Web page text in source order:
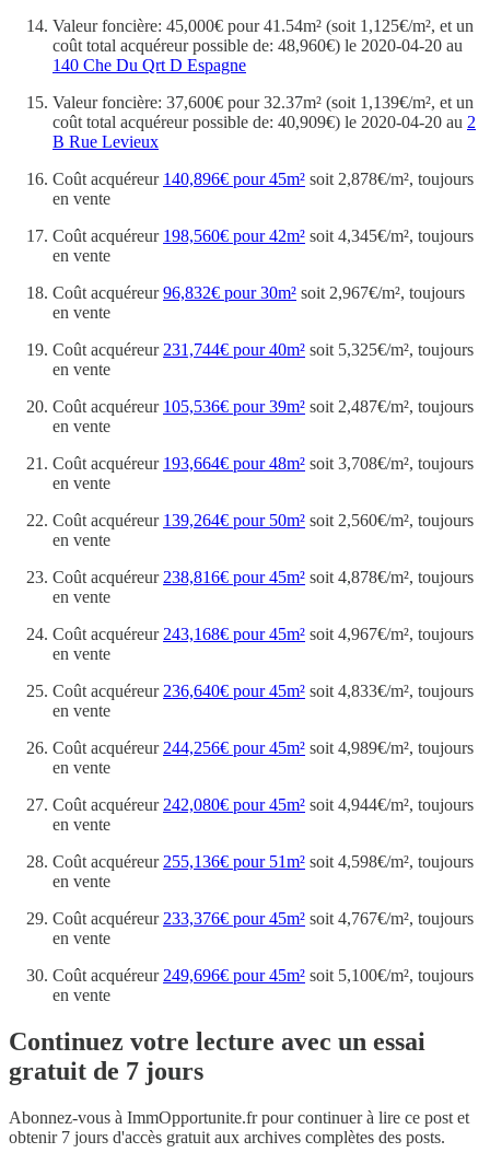
Valeur foncière: 45,000€ pour 41.54m² (soit 1,125€/m², et un
coût total acquéreur possible de: 48,960€) le 2020-04-20 au
140 Che Du Qrt D Espagne
Valeur foncière: 37,600€ pour 32.37m² (soit 1,139€/m², et un
coût total acquéreur possible de: 40,909€) le 2020-04-20 au 2
B Rue Levieux
Coût acquéreur 140,896€ pour 45m² soit 2,878€/m², toujours
en vente
Coût acquéreur 198,560€ pour 42m² soit 4,345€/m², toujours
en vente
Coût acquéreur96,832€ pour 30m² soit 2,967€/m², toujours
en vente
Coût acquéreur 231,744€ pour 40m² soit 5,325€/m², toujours
en vente
Coût acquéreur 105,536€ pour 39m² soit 2,487€/m², toujours
en vente
Coût acquéreur 193,664€ pour 48m² soit 3,708€/m², toujours
en vente
Coût acquéreur 139,264€ pour 50m² soit 2,560€/m², toujours
en vente
Coût acquéreur 238,816€ pour 45m² soit 4,878€/m², toujours
en vente
Coût acquéreur 243,168€ pour 45m² soit 4,967€/m², toujours
en vente
Coût acquéreur 236,640€ pour 45m² soit 4,833€/m², toujours
en vente
Coût acquéreur 244,256€ pour 45m² soit 4,989€/m², toujours
en vente
Coût acquéreur 242,080€ pour 45m² soit 4,944€/m², toujours
en vente
Coût acquéreur 255,136€ pour 51m² soit 4,598€/m², toujours
en vente
Coût acquéreur 233,376€ pour 45m² soit 4,767€/m², toujours
en vente
Coût acquéreur 249,696€ pour 45m² soit 5,100€/m², toujours
en vente
Continuez votre lecture avec un essai
gratuit de 7 jours
Abonnez-vous à ImmOpportunite.frpour continuer à lire ce post et
obtenir 7 jours d'accès gratuit aux archives complètes des posts.